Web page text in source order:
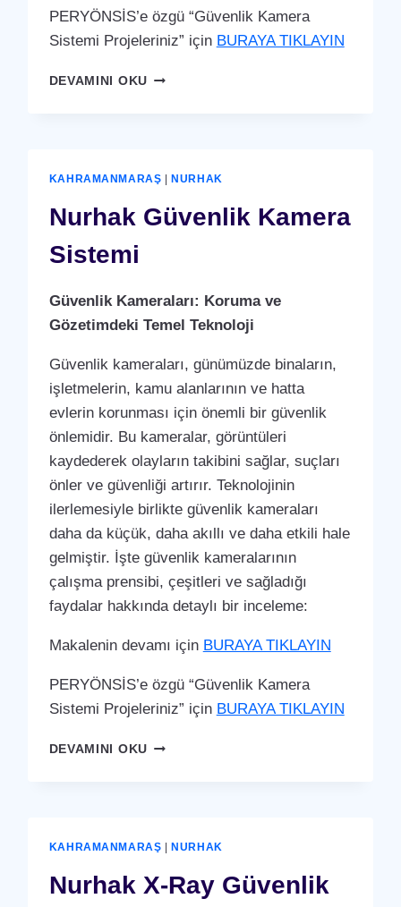
PERYÖNSİS’e özgü “Güvenlik Kamera
Sistemi Projeleriniz” için BURAYA TIKLAYIN
DEVAMINI OKUNURHAK
KAHRAMANMARAŞ NURHAK
Nurhak Güvenlik Kamera
Sistemi
Güvenlik Kameraları: Koruma ve
Gözetimdeki Temel Teknoloji
Güvenlik kameraları, günümüzde binaların,
işletmelerin, kamu alanlarının ve hatta
evlerin korunması için önemli bir güvenlik
önlemidir. Bu kameralar, görüntüleri
kaydederek olayların takibini sağlar, suçları
önler ve güvenliği artırır. Teknolojinin
ilerlemesiyle birlikte güvenlik kameraları
daha da küçük, daha akıllı ve daha etkili hale
gelmiştir. İşte güvenlik kameralarının
çalışma prensibi, çeşitleri ve sağladığı
faydalar hakkında detaylı bir inceleme:
Makalenin devamı için BURAYA TIKLAYIN
PERYÖNSİS’e özgü “Güvenlik Kamera
Sistemi Projeleriniz” için BURAYA TIKLAYIN
DEVAMINI OKUNURHAK
KAHRAMANMARAŞ NURHAK
Nurhak X-Ray Güvenlik